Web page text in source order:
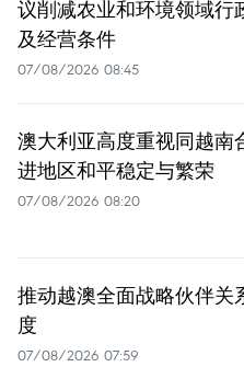
议削减农业和环境领域行
及经营条件
07/08/2026 08:45
澳大利亚高度重视同越南
进地区和平稳定与繁荣
07/08/2026 08:20
推动越澳全面战略伙伴关
度
07/08/2026 07:59